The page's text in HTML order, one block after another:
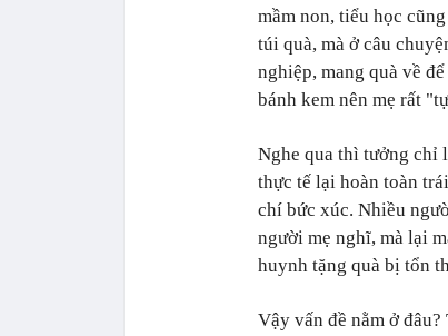
mầm non, tiểu học
túi quà, mà ở câu
nghiệp, mang quà về
bánh kem nên mẹ rất
Nghe qua thì tưởng chỉ
thực tế lại hoàn toàn
chí bức xúc. Nhiều
người mẹ nghĩ, mà lại
huynh tặng quà bị tổn
Vậy vấn đề nằm ở